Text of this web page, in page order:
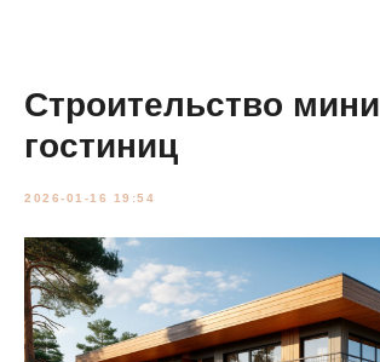
Строительство мини
гостиниц
2026-01-16 19:54